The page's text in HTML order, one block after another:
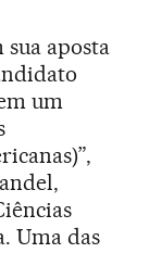
sua aposta
um
Uma das